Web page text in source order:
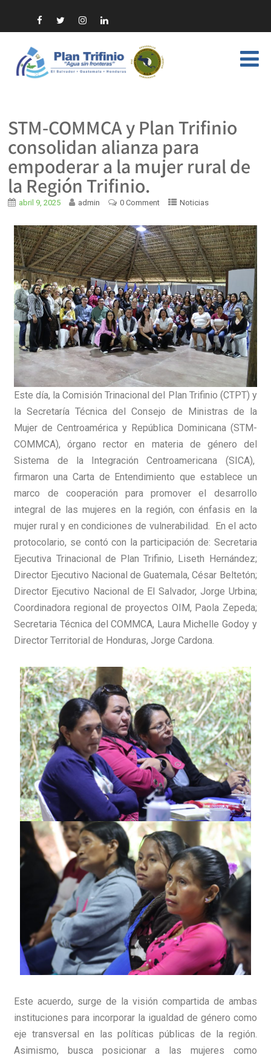
STM-COMMCA y Plan Trifinio
consolidan alianza para
empoderar a la mujer rural de
la Región Trifinio.
abril 9, 2025 admin 0 Comment Noticias
Este día, la Comisión Trinacional del Plan Trifinio (CTPT) y
la Secretaría Técnica del Consejo de Ministras de la
Mujer de Centroamérica y República Dominicana (STM-
COMMCA), órgano rector en materia de género del
Sistema de la Integración Centroamericana (SICA),
firmaron una Carta de Entendimiento que establece un
marco de cooperación para promover el desarrollo
integral de las mujeres en la región, con énfasis en la
mujer rural y en condiciones de vulnerabilidad. En el acto
protocolario, se contó con la participación de: Secretaria
Ejecutiva Trinacional de Plan Trifinio, Liseth Hernández;
Director Ejecutivo Nacional de Guatemala, César Beltetón;
Director Ejecutivo Nacional de El Salvador, Jorge Urbina;
Coordinadora regional de proyectos OIM, Paola Zepeda;
Secretaria Técnica del COMMCA, Laura Michelle Godoy y
Director Territorial de Honduras, Jorge Cardona.
Este acuerdo, surge de la visión compartida de ambas
instituciones para incorporar la igualdad de género como
eje transversal en las políticas públicas de la región.
Asimismo, busca posicionar a las mujeres como